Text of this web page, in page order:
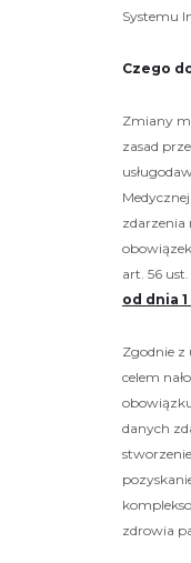
Systemu
Czego
Zmiany
zasad
Medycznej
zdarzenia
art. 56
od dnia
Zgodnie z
celem
danych
zdrowia